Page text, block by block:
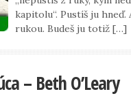
kapitolu“. Pustíš ju hneď.
rukou. Budeš ju totiž […]
– Beth O’Leary